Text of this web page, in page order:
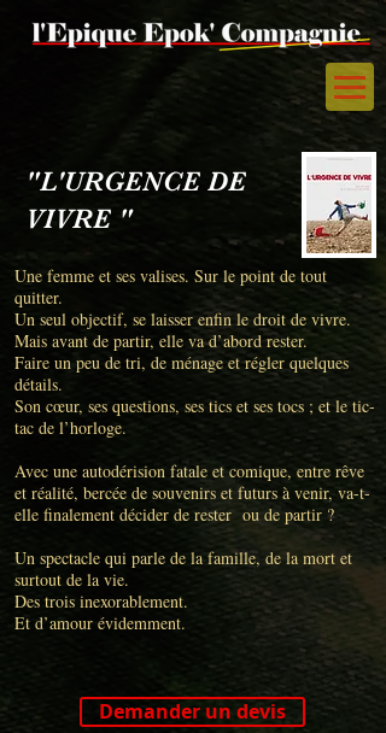
"L'URGENCE DE
VIVRE "
Une femme et ses valises. Sur le point de tout
quitter.
Un seul objectif, se laisser enfin le droit de vivre.
Mais avant de partir, elle va d’abord rester.
Faire un peu de tri, de ménage et régler quelques
détails.
Son cœur, ses questions, ses tics et ses tocs ; et le tic-
tac de l’horloge.
Avec une autodérision fatale et comique, entre rêve
et réalité, bercée de souvenirs et futurs à venir, va-t-
elle finalement décider de rester ou de partir ?
Un spectacle qui parle de la famille, de la mort et
surtout de la vie.
Des trois inexorablement.
Et d’amour évidemment.
Demander un devis